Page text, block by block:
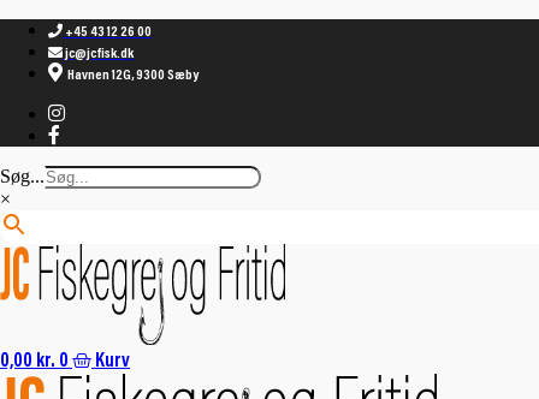
indhold
+45 43 12 26 00
jc@jcfisk.dk
Havnen 12G, 9300 Sæby
Søg...
×
0,00 kr. 0 Kurv